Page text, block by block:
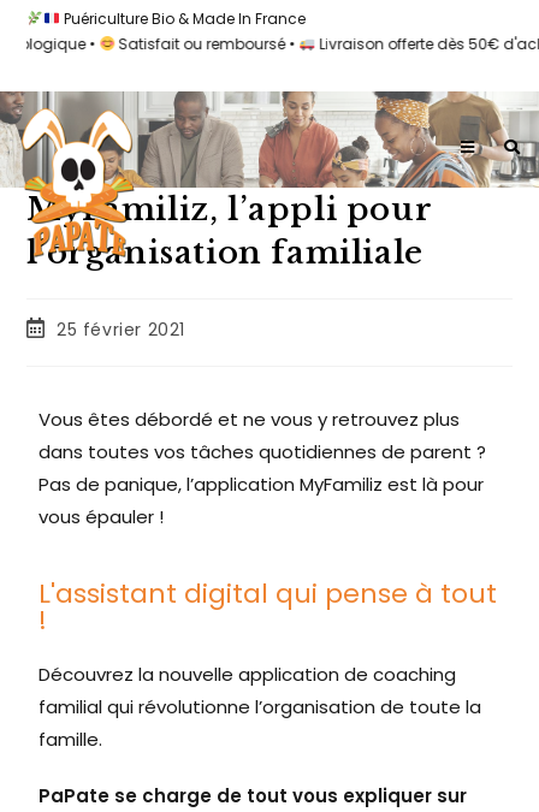
Puériculture Bio & Made In France
•
Satisfait ou remboursé • Livraison offerte dès 50€
MyFamiliz, l’appli pour
l’organisation familiale
25 février 2021
Vous êtes débordé et ne vous y retrouvez plus
dans toutes vos tâches quotidiennes de parent ?
Pas de panique, l’application MyFamiliz est là pour
vous épauler !
L'assistant digital qui pense à tout
!
Découvrez la nouvelle application de coaching
familial qui révolutionne l’organisation de toute la
famille.
PaPate se charge de tout vous expliquer sur